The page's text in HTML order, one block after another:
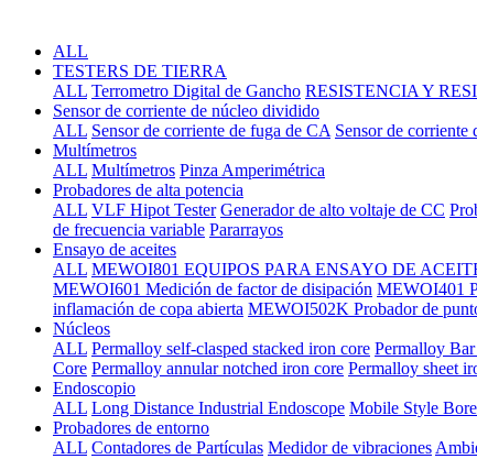
ALL
TESTERS DE TIERRA
ALL Terrometro Digital de Gancho RESISTENCIA Y
Sensor de corriente de núcleo dividido
ALL Sensor de corriente de fuga de CA Sensor de corriente
Multímetros
ALL Multímetros Pinza Amperimétrica
Probadores de alta potencia
ALL VLF Hipot Tester Generador de alto voltaje de CC
de frecuencia variable Pararrayos
Ensayo de aceites
ALL MEWOI801 EQUIPOS PARA ENSAYO DE
MEWOI601 Medición de factor de disipación MEWOI401
inflamación de copa abierta MEWOI502K Probador de
Núcleos
ALL Permalloy self-clasped stacked iron core Permalloy
Core Permalloy annular notched iron core Permalloy sheet
Endoscopio
ALL Long Distance Industrial Endoscope Mobile Style
Probadores de entorno
ALL Contadores de Partículas Medidor de vibraciones